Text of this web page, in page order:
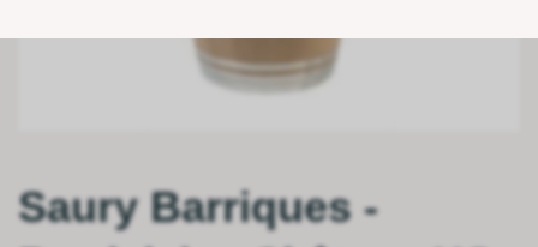
Saury Barriques -